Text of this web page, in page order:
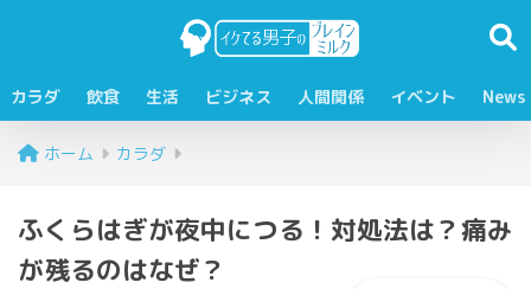
カラダ 飲食 生活 ビジネス 人間関係 イベント News
ホーム カラダ
ふくらはぎが夜中につる！対処法は？痛み
が残るのはなぜ？